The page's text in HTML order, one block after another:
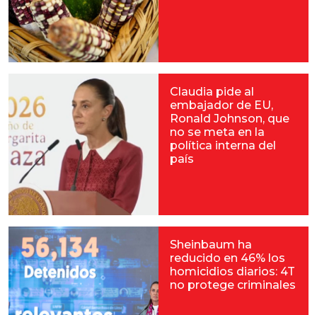
Claudia pide al
embajador de EU,
Ronald Johnson, que
no se meta en la
política interna del
país
Sheinbaum ha
reducido en 46% los
homicidios diarios: 4T
no protege criminales